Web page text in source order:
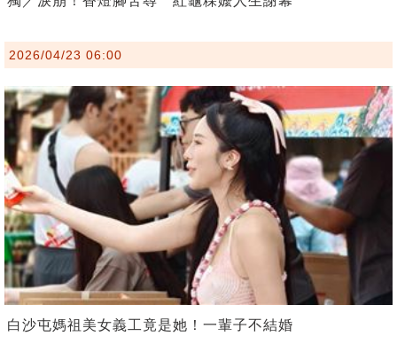
2026/04/23 06:00
白沙屯媽祖美女義工竟是她！一輩子不結婚